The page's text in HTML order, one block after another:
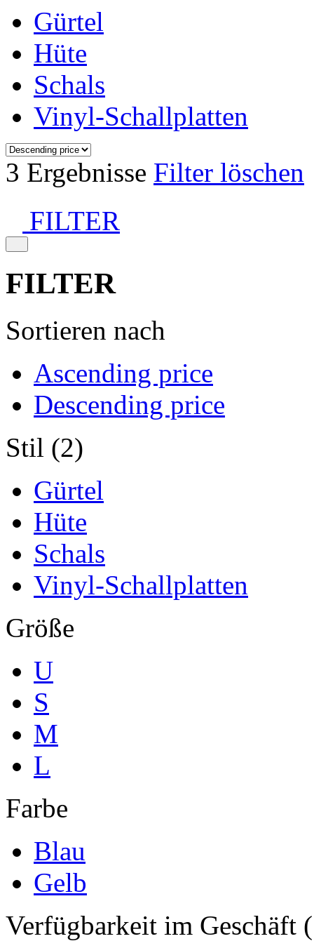
Gürtel
Hüte
Schals
Vinyl-Schallplatten
3 Ergebnisse Filter löschen
FILTER
FILTER
Sortieren nach
Ascending price
Descending price
Stil (2)
Gürtel
Hüte
Schals
Vinyl-Schallplatten
Größe
U
S
M
L
Farbe
Blau
Gelb
Verfügbarkeit im Geschäft